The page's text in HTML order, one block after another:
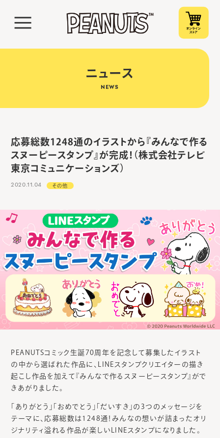
ニュース
NEWS
応募総数1248通のイラストから『みんなで作る
スヌーピースタンプ』が完成！（株式会社テレビ
東京コミュニケーションズ）
2020.11.04 その他
PEANUTSコミック生誕70周年を記念して募集したイラスト
の中から選ばれた作品に、LINEスタンプクリエイターの描き
起こし作品を加えて『みんなで作るスヌーピースタンプ』がで
きあがりました。
「ありがとう」「おめでとう」「だいすき」の3つのメッセージを
テーマに、応募総数は1248通！みんなの想いが詰まったオリ
ジナリティ溢れる作品が楽しいLINEスタンプになりました。